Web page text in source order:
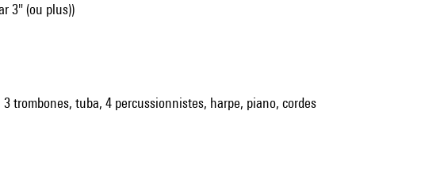
3" (ou plus))
trombones, tuba, 4 percussionnistes, harpe, piano, cordes